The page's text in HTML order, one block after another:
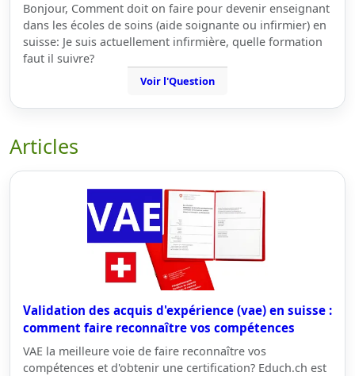
Bonjour, Comment doit on faire pour devenir enseignant
dans les écoles de soins (aide soignante ou infirmier) en
suisse: Je suis actuellement infirmière, quelle formation
faut il suivre?
Voir l'Question
Articles
Validation des acquis d'expérience (vae) en suisse :
comment faire reconnaître vos compétences
VAE la meilleure voie de faire reconnaître vos
compétences et d'obtenir une certification? Educh.ch est